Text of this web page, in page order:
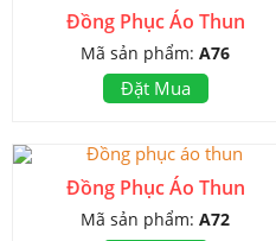
Đồng Phục Áo Thun
Mã sản phẩm:A76
Đặt Mua
Đồng Phục Áo Thun
Mã sản phẩm:A72